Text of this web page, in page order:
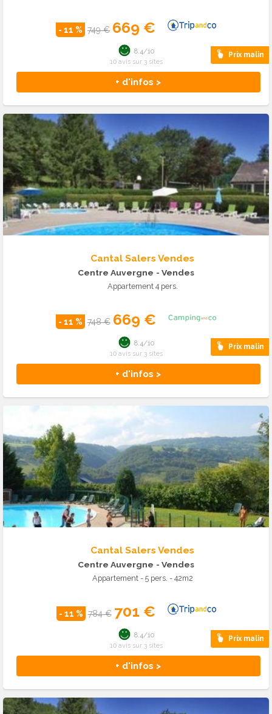
- 11 % 749 € 669 €
Prix malin
+ d'infos >
8.4/10
10 avis sur 3 sites
Cantal Salers Vendes
Centre Auvergne - Vendes
Appartement 4 pers.
- 11 % 748 € 669 €
Prix malin
+ d'infos >
8.4/10
10 avis sur 3 sites
Cantal Salers Vendes
Centre Auvergne - Vendes
Appartement - 5 pers. - 42m2
- 11 % 784 € 701 €
Prix malin
+ d'infos >
8.4/10
10 avis sur 3 sites